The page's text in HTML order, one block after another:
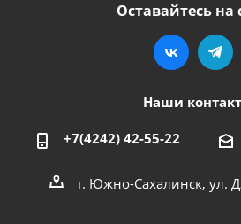
Оставайтесь на
Наши
+7(4242) 42-55-22
г. Южно-Сахалинск, ул.